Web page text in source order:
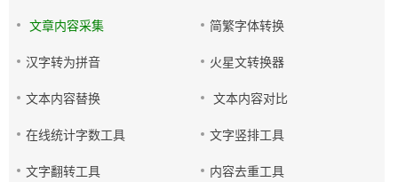
文章内容采集 简繁字体转换
汉字转为拼音 火星文转换器
文本内容替换 文本内容对比
在线统计字数工具 文字竖排工具
文字翻转工具 内容去重工具